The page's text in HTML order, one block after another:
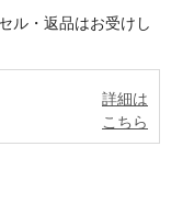
ル・返品はお受けし
詳細は
こちら